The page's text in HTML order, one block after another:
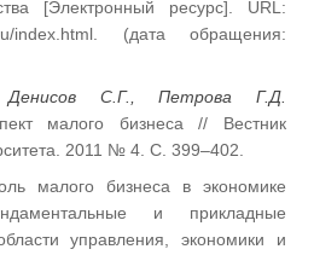
[Электронный ресурс]. URL:
index.html. (дата обращения:
С.Г., Петрова Г.Д.
малого бизнеса // Вестник
2011 № 4. С. 399–402.
малого бизнеса в экономике
и прикладные
управления, экономики и